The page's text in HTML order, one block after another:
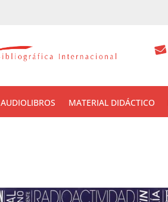
AUDIOLIBROS MATERIAL DIDÁCTICO